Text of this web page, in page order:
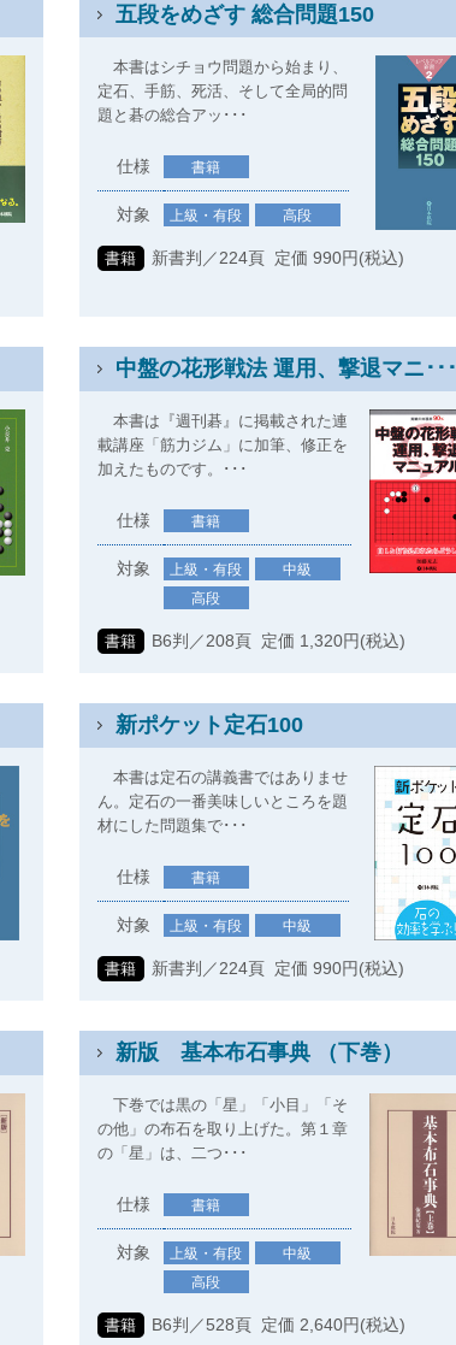
五段をめざす 総合問題150
本書はシチョウ問題から始まり、
定石、手筋、死活、そして全局的問
題と碁の総合アッ･･･
仕様 書籍
対象 上級・有段 高段
書籍 新書判／224頁 定価 990円(税込)
中盤の花形戦法 運用、撃退マニ･･･
本書は『週刊碁』に掲載された連
載講座「筋力ジム」に加筆、修正を
加えたものです。･･･
仕様 書籍
対象 上級・有段
中級
高段
書籍 B6判／208頁 定価 1,320円(税込)
新ポケット定石100
本書は定石の講義書ではありませ
ん。定石の一番美味しいところを題
材にした問題集で･･･
仕様 書籍
対象 上級・有段 中級
書籍 新書判／224頁 定価 990円(税込)
新版 基本布石事典 （下巻）
下巻では黒の「星」「小目」「そ
の他」の布石を取り上げた。第１章
の「星」は、二つ･･･
仕様 書籍
対象 上級・有段
中級
高段
書籍 B6判／528頁 定価 2,640円(税込)